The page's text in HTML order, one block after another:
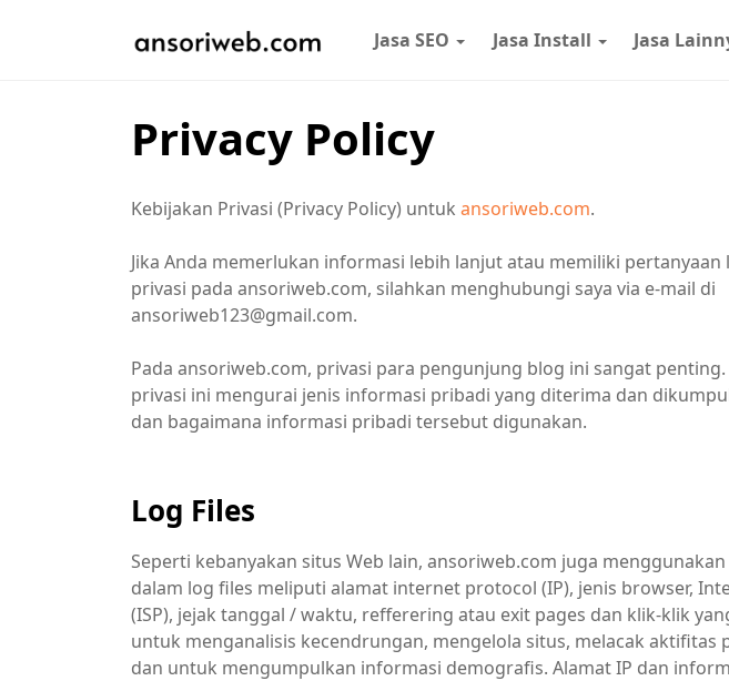
Jasa SEO Jasa Install Jasa
Privacy Policy
Kebijakan Privasi (Privacy Policy) untuk ansoriweb.com.
Jika Anda memerlukan informasi lebih lanjut atau memiliki
privasi pada ansoriweb.com, silahkan menghubungi saya via e-mail di
ansoriweb123@gmail.com.
Pada ansoriweb.com, privasi para pengunjung blog ini sangat
privasi ini mengurai jenis informasi pribadi yang diterima dan
dan bagaimana informasi pribadi tersebut digunakan.
Log Files
Seperti kebanyakan situs Web lain, ansoriweb.com juga
dalam log files meliputi alamat internet protocol (IP), jenis browser,
(ISP), jejak tanggal / waktu, refferering atau exit pages dan klik-klik
untuk menganalisis kecendrungan, mengelola situs, melacak aktifitas
dan untuk mengumpulkan informasi demografis. Alamat IP dan